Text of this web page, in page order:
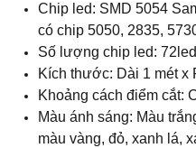
Chip led: SMD 5054
có chip 5050, 2835,
Số lượng chip led:
Kích thước: Dài 1 mét x
Khoảng cách điểm cắt:
Màu ánh sáng: Màu
màu vàng, đỏ, xanh lá,